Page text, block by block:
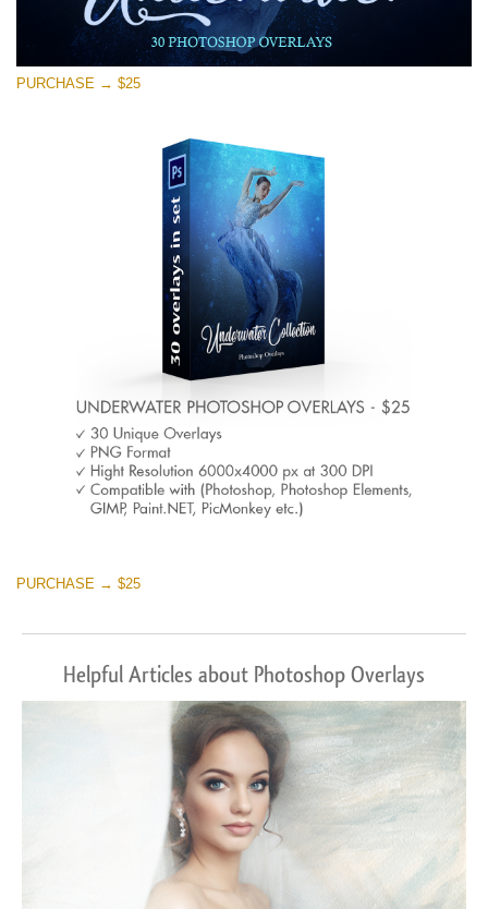
PURCHASE → $25
PURCHASE → $25
Helpful Articles about Photoshop Overlays